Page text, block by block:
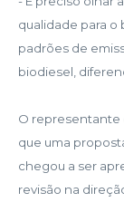
qualidade para o
padrões de
biodiesel,
O representante
que uma
chegou a ser
revisão na